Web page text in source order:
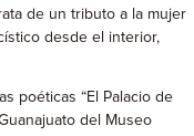
de un tributo a la mujer
desde el interior,
poéticas “El Palacio de
del Museo